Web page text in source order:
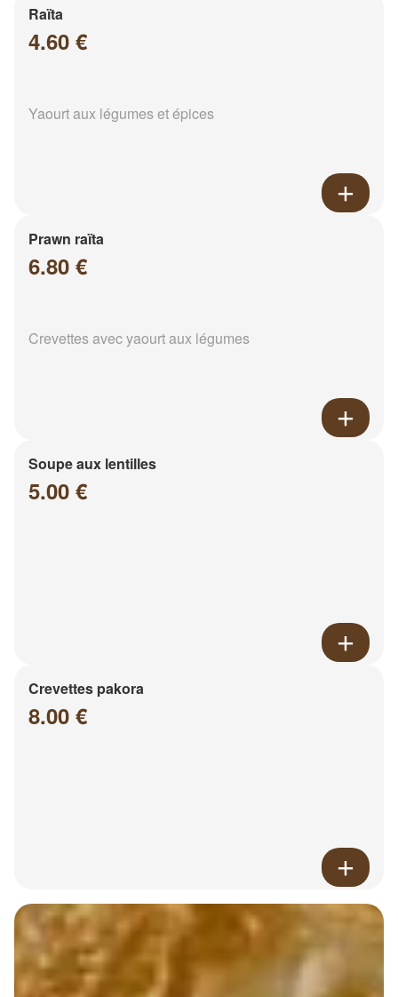
Raïta
4.60 €
Yaourt aux légumes et épices
Prawn raïta
6.80 €
Crevettes avec yaourt aux légumes
Soupe aux lentilles
5.00 €
Crevettes pakora
8.00 €